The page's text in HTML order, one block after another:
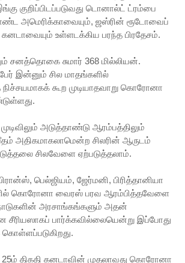
குறிப்பிடப்படுவது டொனால்ட் ட்ரம்பை
அமெரிக்காவையும், ஜஸ்ரின் ரூடோவைப்
உள்ளடக்கிய பரந்த பிரதேசம்.
சனத்தொகை சுமார் 368 மில்லியன்.
இன்னும் சில மாதங்களில்
கூற முடியாதவாறு கொரோனா
அடுத்தாண்டு ஆரம்பத்திலும்
அதிகமாகலாமென்ற சிலரின் ஆருடம்
சிலவேளை ஏற்படுத்தலாம்.
பெல்ஜியம், ஜேர்மனி, பிரித்தானியா
கொரோனா வைரஸ் பரவ ஆரம்பித்தவேளை
அரசாங்கங்களும் அதன்
பார்க்கவில்லையென்று இப்போது
திகதி கனடாவின் முதலாவது கொரோனா